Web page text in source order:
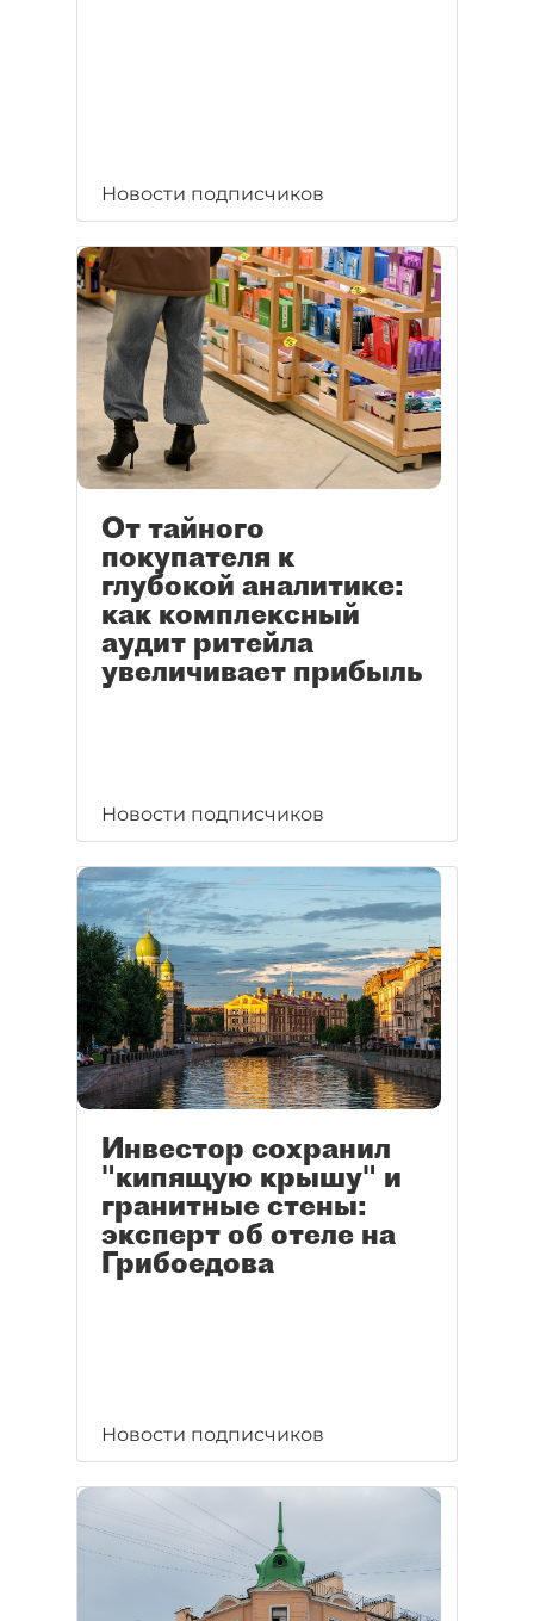
Новости подписчиков
От тайного
покупателя к
глубокой аналитике:
как комплексный
аудит ритейла
увеличивает прибыль
Новости подписчиков
Инвестор сохранил
"кипящую крышу" и
гранитные стены:
эксперт об отеле на
Грибоедова
Новости подписчиков